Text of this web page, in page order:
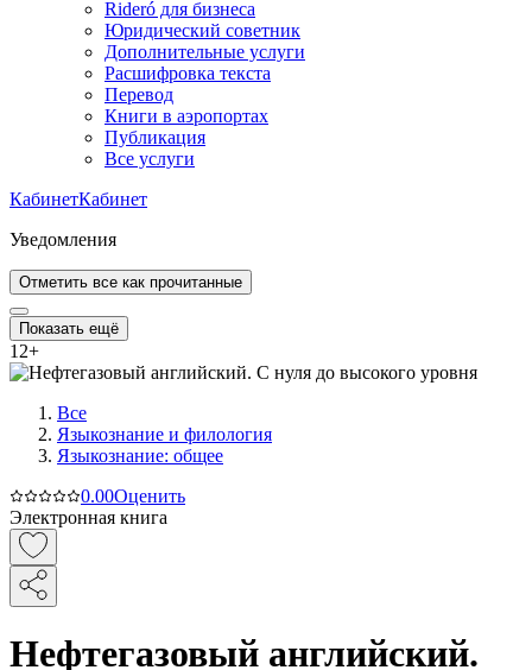
Rideró для бизнеса
Юридический советник
Дополнительные услуги
Расшифровка текста
Перевод
Книги в аэропортах
Публикация
Все услуги
КабинетКабинет
Уведомления
Отметить все как прочитанные
Показать ещё
12+
Все
Языкознание и филология
Языкознание: общее
0.00Оценить
Электронная книга
Нефтегазовый английский.